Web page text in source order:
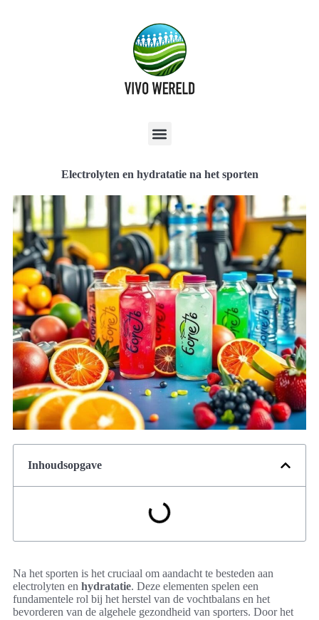
Electrolyten en hydratatie na het sporten
Inhoudsopgave
Na het sporten is het cruciaal om aandacht te besteden aan
electrolyten en hydratatie. Deze elementen spelen een
fundamentele rol bij het herstel van de vochtbalans en het
bevorderen van de algehele gezondheid van sporters. Door het